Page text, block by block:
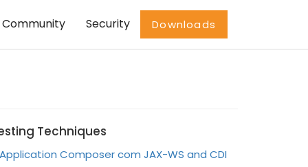
Community Security Downloads
Techniques
Application Composer com JAX-WS and CDI